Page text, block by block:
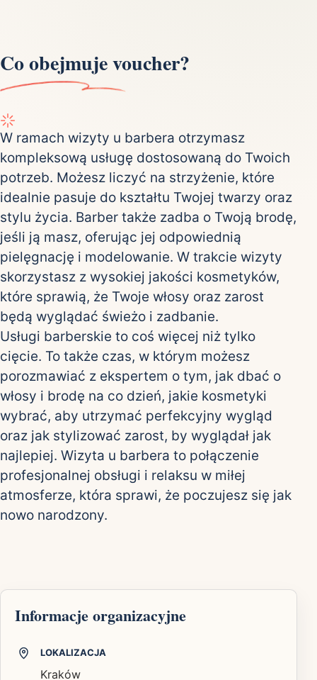
Co obejmuje voucher?
W ramach wizyty u barbera otrzymasz
kompleksową usługę dostosowaną do Twoich
potrzeb. Możesz liczyć na strzyżenie, które
idealnie pasuje do kształtu Twojej twarzy oraz
stylu życia. Barber także zadba o Twoją brodę,
jeśli ją masz, oferując jej odpowiednią
pielęgnację i modelowanie. W trakcie wizyty
skorzystasz z wysokiej jakości kosmetyków,
które sprawią, że Twoje włosy oraz zarost
będą wyglądać świeżo i zadbanie.
Usługi barberskie to coś więcej niż tylko
cięcie. To także czas, w którym możesz
porozmawiać z ekspertem o tym, jak dbać o
włosy i brodę na co dzień, jakie kosmetyki
wybrać, aby utrzymać perfekcyjny wygląd
oraz jak stylizować zarost, by wyglądał jak
najlepiej. Wizyta u barbera to połączenie
profesjonalnej obsługi i relaksu w miłej
atmosferze, która sprawi, że poczujesz się jak
nowo narodzony.
Informacje organizacyjne
LOKALIZACJA
Kraków